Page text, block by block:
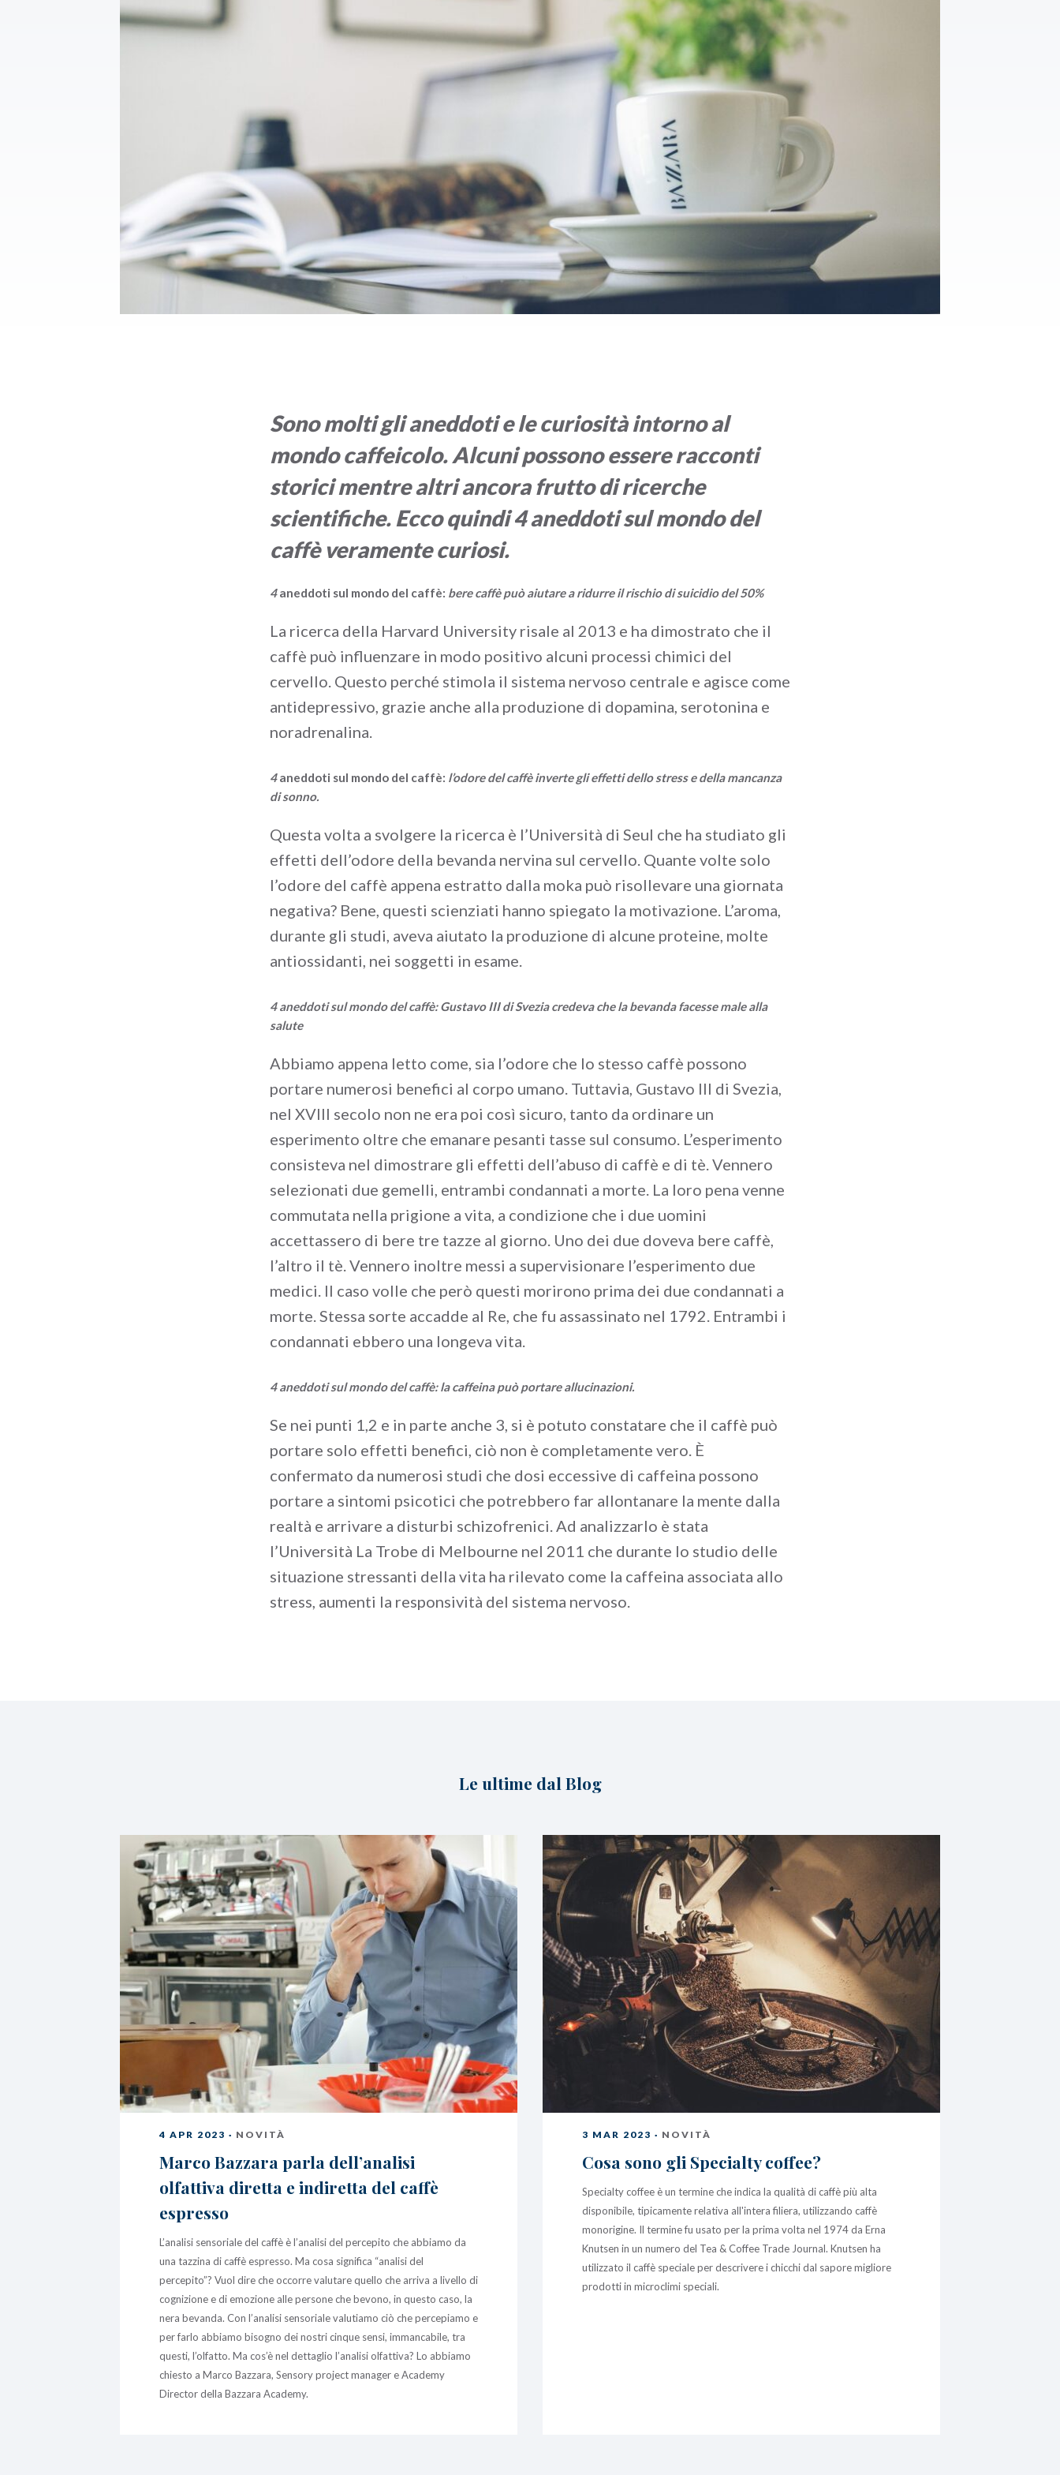
Sono molti gli aneddoti e le curiosità intorno al
mondo caffeicolo. Alcuni possono essere racconti
storici mentre altri ancora frutto di ricerche
scientifiche. Ecco quindi 4 aneddoti sul mondo del
caffè veramente curiosi.
4aneddoti sul mondo del caffè: bere caffè può aiutare a ridurre il rischio di suicidio del 50%
La ricerca della Harvard University risale al 2013 e ha dimostrato che il
caffè può influenzare in modo positivo alcuni processi chimici del
cervello. Questo perché stimola il sistema nervoso centrale e agisce come
antidepressivo, grazie anche alla produzione di dopamina, serotonina e
noradrenalina.
4aneddoti sul mondo del caffè: l’odore del caffè inverte gli effetti dello stress e della mancanza
di sonno.
Questa volta a svolgere la ricerca è l’Università di Seul che ha studiato gli
effetti dell’odore della bevanda nervina sul cervello. Quante volte solo
l’odore del caffè appena estratto dalla moka può risollevare una giornata
negativa? Bene, questi scienziati hanno spiegato la motivazione. L’aroma,
durante gli studi, aveva aiutato la produzione di alcune proteine, molte
antiossidanti, nei soggetti in esame.
4 aneddoti sul mondo del caffè: Gustavo III di Svezia credeva che la bevanda facesse male alla
salute
Abbiamo appena letto come, sia l’odore che lo stesso caffè possono
portare numerosi benefici al corpo umano. Tuttavia, Gustavo III di Svezia,
nel XVIII secolo non ne era poi così sicuro, tanto da ordinare un
esperimento oltre che emanare pesanti tasse sul consumo. L’esperimento
consisteva nel dimostrare gli effetti dell’abuso di caffè e di tè. Vennero
selezionati due gemelli, entrambi condannati a morte. La loro pena venne
commutata nella prigione a vita, a condizione che i due uomini
accettassero di bere tre tazze al giorno. Uno dei due doveva bere caffè,
l’altro il tè. Vennero inoltre messi a supervisionare l’esperimento due
medici. Il caso volle che però questi morirono prima dei due condannati a
morte. Stessa sorte accadde al Re, che fu assassinato nel 1792. Entrambi i
condannati ebbero una longeva vita.
4 aneddoti sul mondo del caffè: la caffeina può portare allucinazioni.
Se nei punti 1,2 e in parte anche 3, si è potuto constatare che il caffè può
portare solo effetti benefici, ciò non è completamente vero. È
confermato da numerosi studi che dosi eccessive di caffeina possono
portare a sintomi psicotici che potrebbero far allontanare la mente dalla
realtà e arrivare a disturbi schizofrenici. Ad analizzarlo è stata
l’Università La Trobe di Melbourne nel 2011 che durante lo studio delle
situazione stressanti della vita ha rilevato come la caffeina associata allo
stress, aumenti la responsività del sistema nervoso.
Le ultime dal Blog
4 APR 2023 · NOVITÀ
Marco Bazzara parla dell’analisi
olfattiva diretta e indiretta del caffè
espresso
L’analisi sensoriale del caffè è l’analisi del percepito che abbiamo da
una tazzina di caffè espresso. Ma cosa significa “analisi del
percepito”? Vuol dire che occorre valutare quello che arriva a livello di
cognizione e di emozione alle persone che bevono, in questo caso, la
nera bevanda. Con l’analisi sensoriale valutiamo ciò che percepiamo e
per farlo abbiamo bisogno dei nostri cinque sensi, immancabile, tra
questi, l’olfatto. Ma cos’è nel dettaglio l’analisi olfattiva? Lo abbiamo
chiesto a Marco Bazzara, Sensory project manager e Academy
Director della Bazzara Academy.
3 MAR 2023 · NOVITÀ
Cosa sono gli Specialty coffee?
Specialty coffee è un termine che indica la qualità di caffè più alta
disponibile, tipicamente relativa all'intera filiera, utilizzando caffè
monorigine. Il termine fu usato per la prima volta nel 1974 da Erna
Knutsen in un numero del Tea & Coffee Trade Journal. Knutsen ha
utilizzato il caffè speciale per descrivere i chicchi dal sapore migliore
prodotti in microclimi speciali.